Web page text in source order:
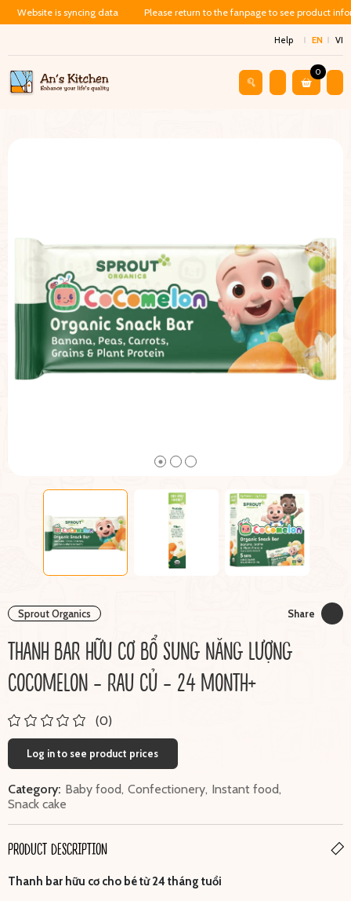
Website is syncing data Please return to the fanpage to see product
Help EN VI
0
Sprout Organics Share
THANH BAR HỮU CƠ BỔ SUNG NĂNG LƯỢNG
COCOMELON - RAU CỦ - 24 MONTH+
(0)
Log in to see product prices
Category: Baby food, Confectionery, Instant food,
Snack cake
PRODUCT DESCRIPTION
Thanh bar hữu cơ cho bé từ 24 tháng tuổi